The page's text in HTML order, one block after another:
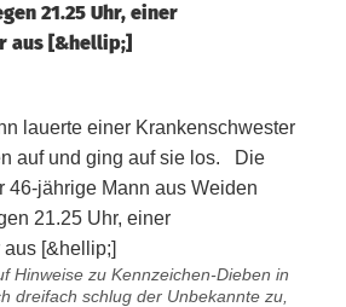
21.25 Uhr, einer
aus [&hellip;]
Hinweise zu Kennzeichen-Dieben in
dreifach schlug der Unbekannte zu,